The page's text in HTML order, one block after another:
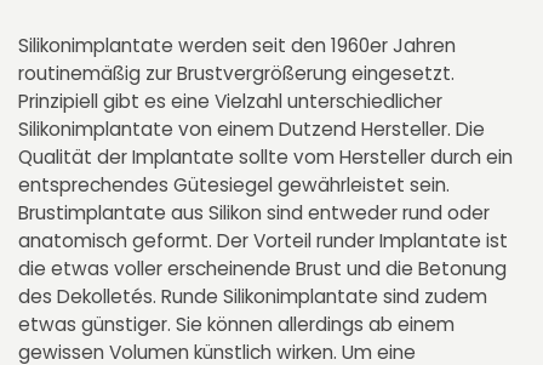
Silikonimplantate werden seit den 1960er Jahren
routinemäßig zur Brustvergrößerung eingesetzt.
Prinzipiell gibt es eine Vielzahl unterschiedlicher
Silikonimplantate von einem Dutzend Hersteller. Die
Qualität der Implantate sollte vom Hersteller durch ein
entsprechendes Gütesiegel gewährleistet sein.
Brustimplantate aus Silikon sind entweder rund oder
anatomisch geformt. Der Vorteil runder Implantate ist
die etwas voller erscheinende Brust und die Betonung
des Dekolletés. Runde Silikonimplantate sind zudem
etwas günstiger. Sie können allerdings ab einem
gewissen Volumen künstlich wirken. Um eine